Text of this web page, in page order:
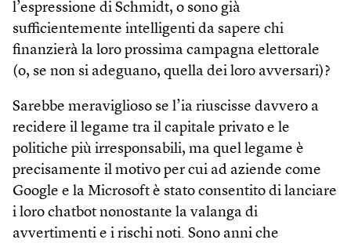
l’espressione di Schmidt, o sono già
sufficientemente intelligenti da sapere chi
finanzierà la loro prossima campagna elettorale
(o, se non si adeguano, quella dei loro avversari)?
Sarebbe meraviglioso se l’ia riuscisse davvero a
recidere il legame tra il capitale privato e le
politiche più irresponsabili, ma quel legame è
precisamente il motivo per cui ad aziende come
Google e la Microsoft è stato consentito di lanciare
i loro chatbot nonostante la valanga di
avvertimenti e i rischi noti. Sono anni che